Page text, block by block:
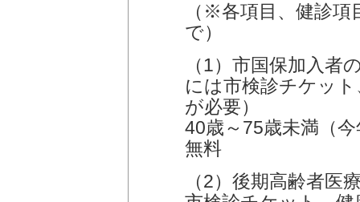
（※各項目、健診
で）
（1）市国保加入者
には市検診チケッ
が必要）
40歳～75歳未満（
無料
（2）後期高齢者医